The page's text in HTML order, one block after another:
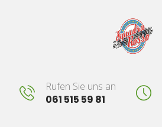
Rufen Sie uns an
061 515 59 81